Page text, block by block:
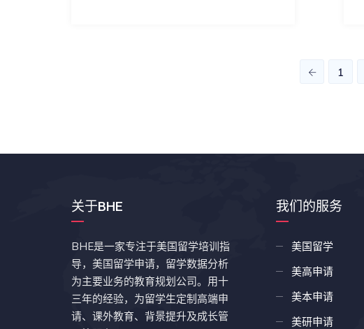
1
关于BHE
BHE是一家专注于美国留学培训指
导，美国留学申请，留学数据分析
为主要业务的教育规划公司。用十
三年的经验，为留学生定制高端申
请、课外教育、背景提升及成长管
我们的服务
美国留学
美高申请
美本申请
美研申请